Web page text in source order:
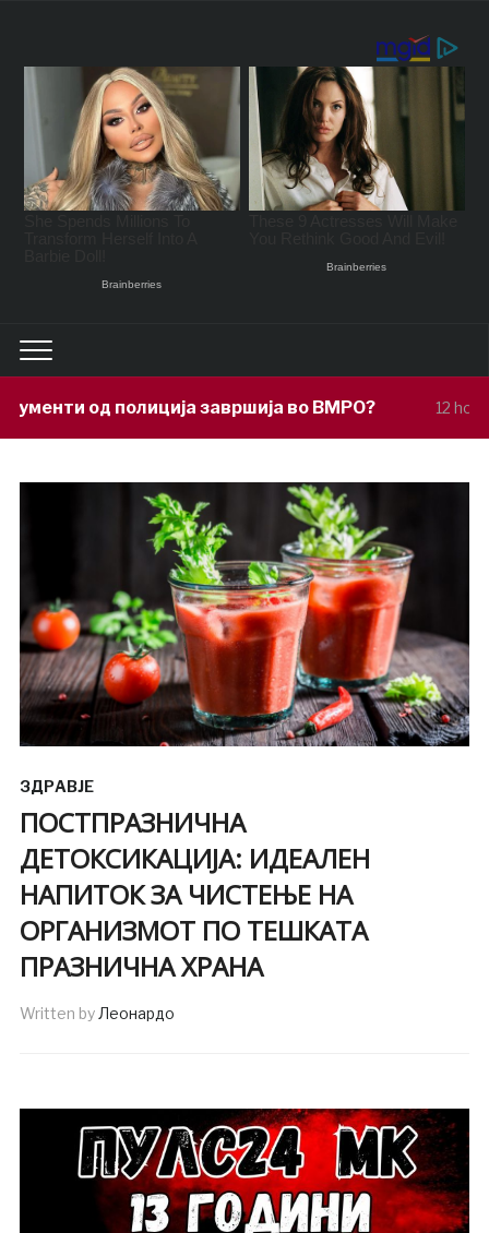
завршија во ВМРО? 12 hours ago Под
ЗДРАВЈЕ
ПОСТПРАЗНИЧНА
ДЕТОКСИКАЦИЈА: ИДЕАЛЕН
НАПИТОК ЗА ЧИСТЕЊЕ НА
ОРГАНИЗМОТ ПО ТЕШКАТА
ПРАЗНИЧНА ХРАНА
Written byЛеонардо